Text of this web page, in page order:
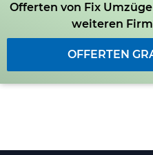
Offerten von Fix
weiteren
OFFERTEN